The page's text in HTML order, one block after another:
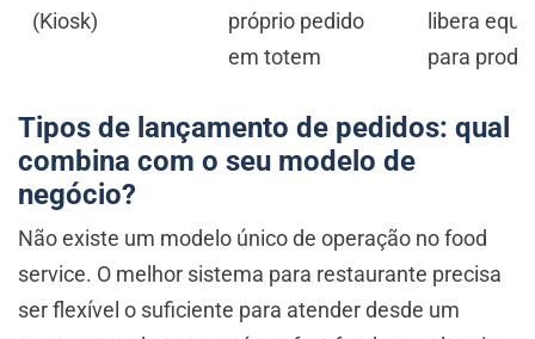
(Kiosk)
próprio pedido
em totem
libera
para
Tipos de lançamento de pedidos: qual
combina com o seu modelo de
negócio?
Não existe um modelo único de operação no food
service. O melhor sistema para restaurante precisa
ser flexível o suficiente para atender desde um